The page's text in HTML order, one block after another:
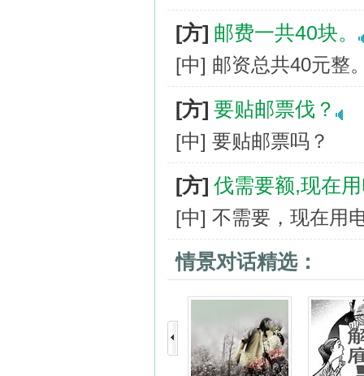
[方] 邮费一共40块。
[中] 邮资总共40元整
[方] 要贴邮票伐？
[中] 要贴邮票吗？
[方] 伐需要额,现在
[中] 不需要，现在用
情景对话精选：